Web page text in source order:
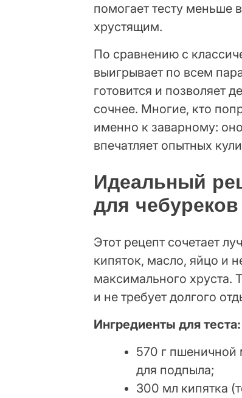
помогает тесту меньше
хрустящим.
По сравнению с
выигрывает по всем
готовится и позволяет
сочнее. Многие, кто
именно к заварному:
впечатляет опытных
Идеальный
для
Этот рецепт сочетает
кипяток, масло, яйцо и
максимального хруста.
и не требует долгого
Ингредиенты для теста:
570 г пшеничной
для подпыла;
300 мл кипятка